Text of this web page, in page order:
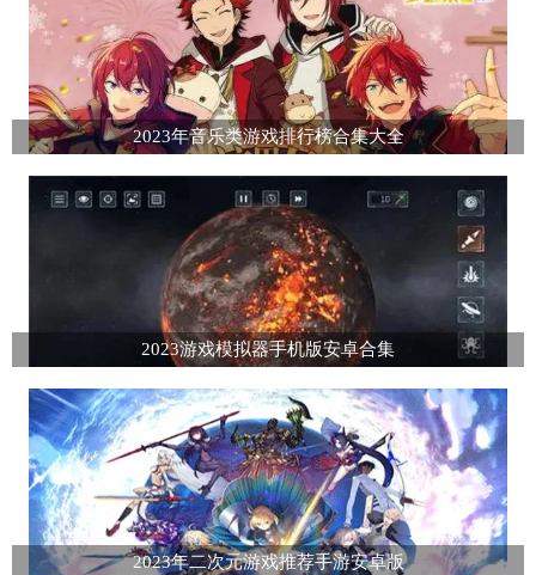
2023年音乐类游戏排行榜合集大全
2023游戏模拟器手机版安卓合集
2023年二次元游戏推荐手游安卓版